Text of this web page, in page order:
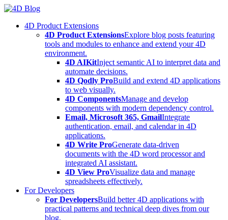
Skip
content4D Product Extensions
4D Product ExtensionsExplore blog posts featuring
tools and modules to enhance and extend your 4D
environment.
4D AIKitInject semantic AI to interpret data and
automate decisions.
4D Qodly ProBuild and extend 4D applications
to web visually.
4D ComponentsManage and develop
components with modern dependency control.
Email, Microsoft 365, GmailIntegrate
authentication, email, and calendar in 4D
applications.
4D Write ProGenerate data-driven
documents with the 4D word processor and
integrated AI assistant.
4D View ProVisualize data and manage
spreadsheets effectively.
For Developers
For DevelopersBuild better 4D applications with
practical patterns and technical deep dives from our
blog.